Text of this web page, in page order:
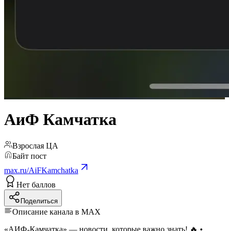
АиФ Камчатка
Взрослая ЦА
Байт пост
max.ru/AiFKamchatka
Нет баллов
Поделиться
Описание канала в MAX
«АИФ-Камчатка» — новости, которые важно знать! 🔥 •